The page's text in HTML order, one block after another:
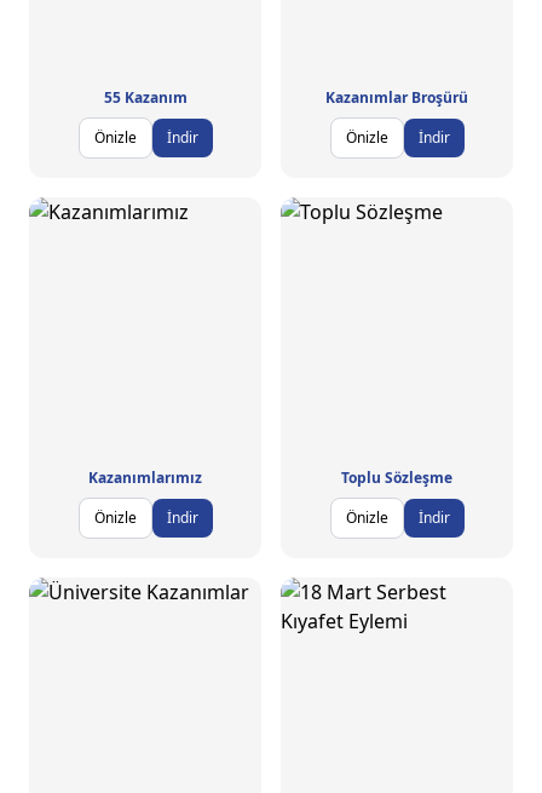
55 Kazanım
Önizle
İndir
Kazanımlar Broşürü
Önizle
İndir
Kazanımlarımız
Önizle
İndir
Toplu Sözleşme
Önizle
İndir